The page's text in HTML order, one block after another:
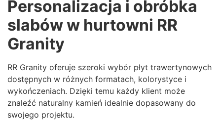
Personalizacja i obróbka
slabów w hurtowni RR
Granity
RR Granity oferuje szeroki wybór płyt trawertynowych
dostępnych w różnych formatach, kolorystyce i
wykończeniach. Dzięki temu każdy klient może
znaleźć naturalny kamień idealnie dopasowany do
swojego projektu.